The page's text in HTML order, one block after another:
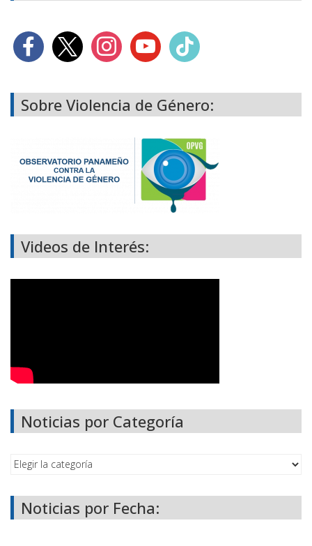
Sobre Violencia de Género:
Videos de Interés:
Noticias por Categoría
Noticias por Fecha: